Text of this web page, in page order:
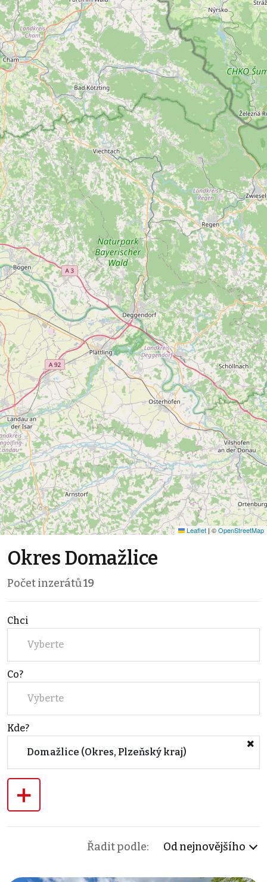
Leaflet | ©OpenStreetMap
Okres Domažlice
Počet inzerátů19
Chci
Vyberte
Co?
Vyberte
Kde?
Domažlice (Okres, Plzeňský kraj)
+
Řadit podle: Od nejnovějšího